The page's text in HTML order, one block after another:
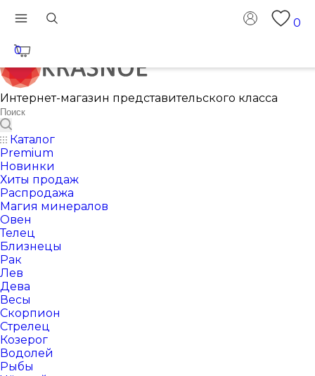
0
0
Интернет-магазин представительского класса
Каталог
Premium
Новинки
Хиты продаж
Распродажа
Магия минералов
Овен
Телец
Близнецы
Рак
Лев
Дева
Весы
Скорпион
Стрелец
Козерог
Водолей
Рыбы